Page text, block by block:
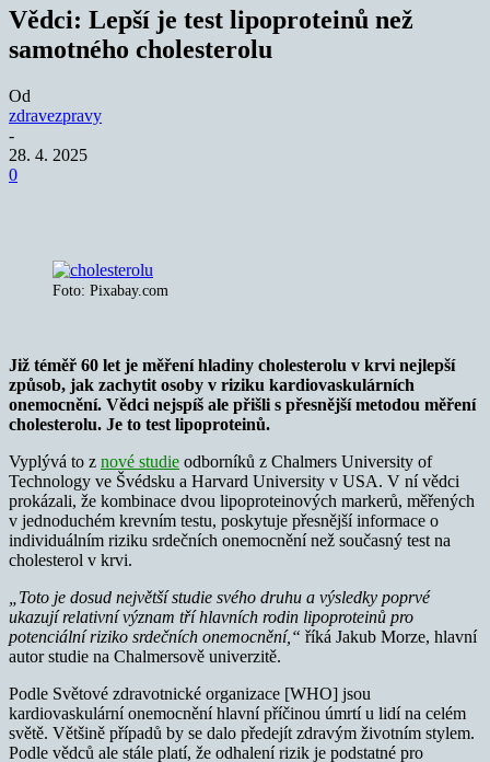
Vědci: Lepší je test lipoproteinů než
samotného cholesterolu
Od
zdravezpravy
-
28. 4. 2025
0
Foto: Pixabay.com
Již téměř 60 let je měření hladiny cholesterolu v krvi nejlepší
způsob, jak zachytit osoby v riziku kardiovaskulárních
onemocnění. Vědci nejspíš ale přišli s přesnější metodou měření
cholesterolu. Je to test lipoproteinů.
Vyplývá to z nové studie odborníků z Chalmers University of
Technology ve Švédsku a Harvard University v USA. V ní vědci
prokázali, že kombinace dvou lipoproteinových markerů, měřených
v jednoduchém krevním testu, poskytuje přesnější informace o
individuálním riziku srdečních onemocnění než současný test na
cholesterol v krvi.
„Toto je dosud největší studie svého druhu a výsledky poprvé
ukazují relativní význam tří hlavních rodin lipoproteinů pro
potenciální riziko srdečních onemocnění,“ říká Jakub Morze, hlavní
autor studie na Chalmersově univerzitě.
Podle Světové zdravotnické organizace [WHO] jsou
kardiovaskulární onemocnění hlavní příčinou úmrtí u lidí na celém
světě. Většině případů by se dalo předejít zdravým životním stylem.
Podle vědců ale stále platí, že odhalení rizik je podstatné pro